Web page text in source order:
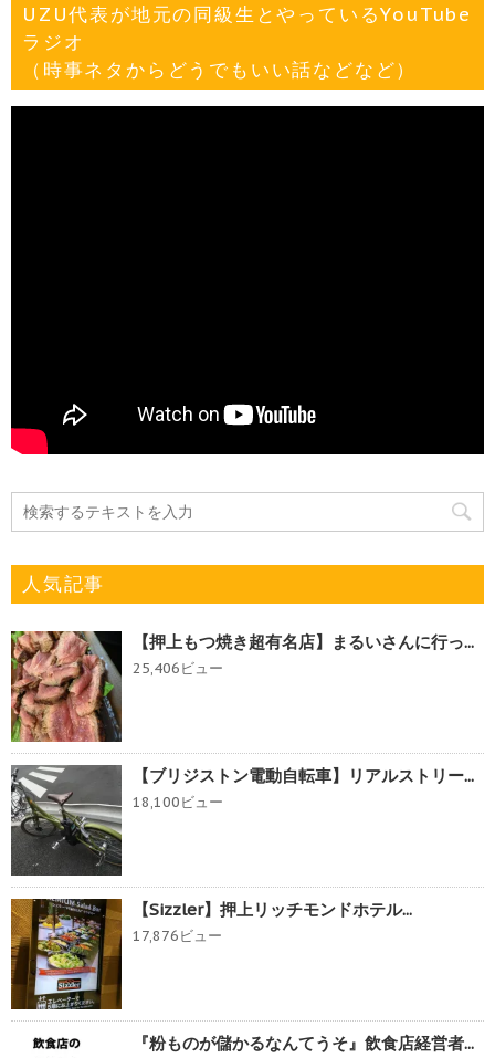
UZU代表が地元の同級生とやっているYouTube
ラジオ
（時事ネタからどうでもいい話などなど）
人気記事
【押上もつ焼き超有名店】まるいさんに行っ...
25,406ビュー
【ブリジストン電動自転車】リアルストリー...
18,100ビュー
【Sizzler】押上リッチモンドホテル...
17,876ビュー
『粉ものが儲かるなんてうそ』飲食店経営者...